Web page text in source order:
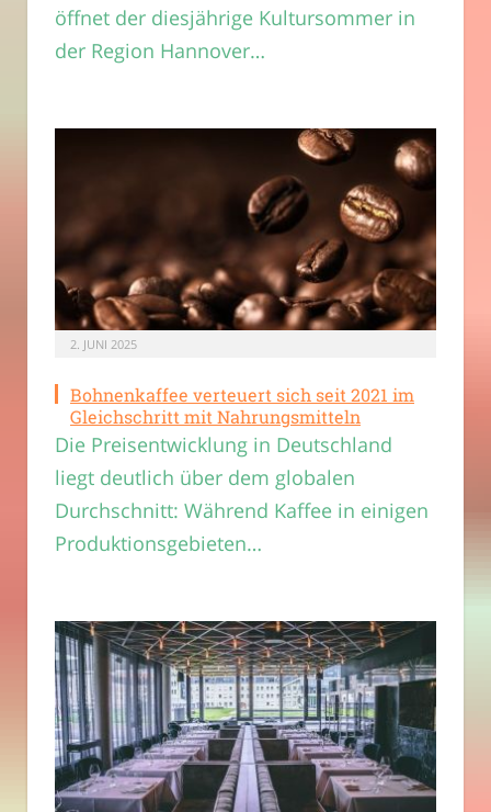
öffnet der diesjährige Kultursommer in
der Region Hannover…
2. JUNI 2025
Bohnenkaffee verteuert sich seit 2021 im
Gleichschritt mit Nahrungsmitteln
Die Preisentwicklung in Deutschland
liegt deutlich über dem globalen
Durchschnitt: Während Kaffee in einigen
Produktionsgebieten…